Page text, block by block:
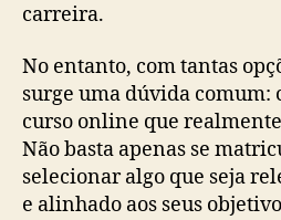
carreira.
No entanto, com tantas
surge uma dúvida comum:
curso online que
Não basta apenas se
selecionar algo que seja
e alinhado aos seus